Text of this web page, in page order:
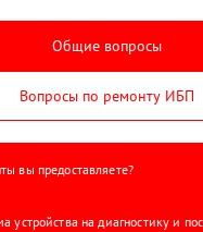
Общие вопросы
Вопросы по ремонту ИБП
вы предоставляете?
устройства на диагностику и